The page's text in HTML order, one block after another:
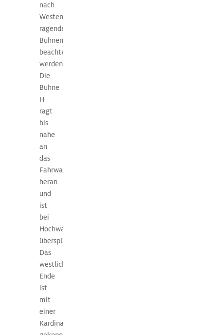
meistens
sehr
stabil
und
die
Winde
wehen
häufig
auch
kräftig.
nach
Westen
ragenden
Buhnen
beachtet
werden.
Die
Buhne
H
ragt
bis
nahe
an
das
Fahrwasser
heran
und
ist
bei
Hochwasser
überspült.
Das
westliche
Ende
ist
mit
einer
Kardinaltonne